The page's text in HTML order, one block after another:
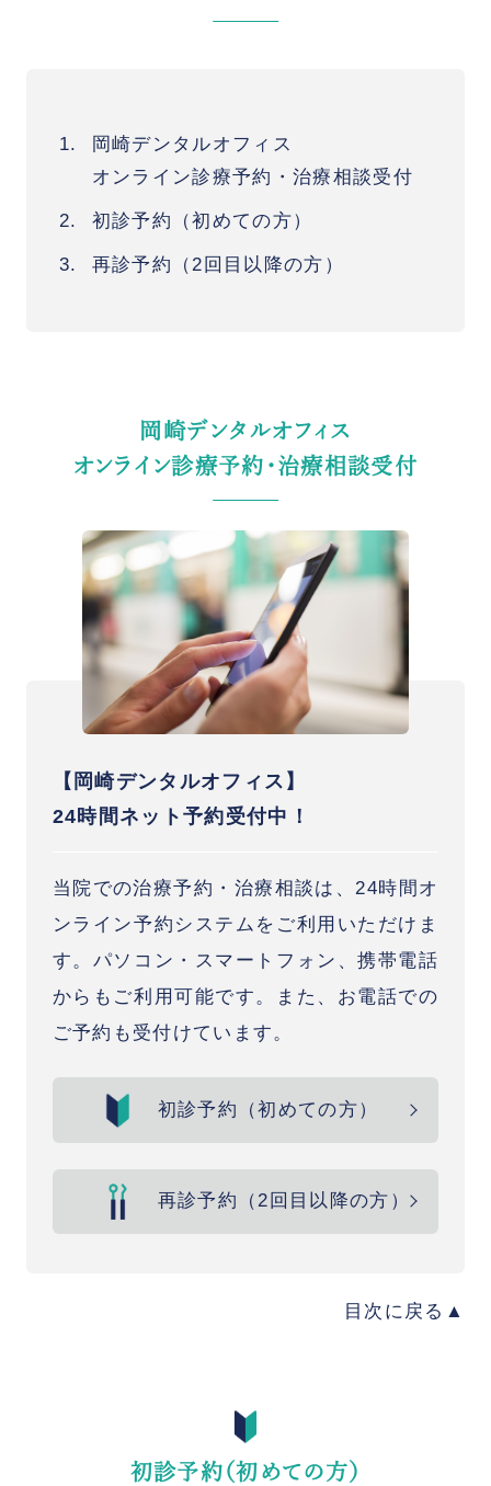
岡崎デンタルオフィス
オンライン診療予約・治療相談受付
初診予約（初めての方）
再診予約（2回目以降の方）
岡崎デンタルオフィス
オンライン診療予約・治療相談受付
【岡崎デンタルオフィス】
24時間ネット予約受付中！
当院での治療予約・治療相談は、24時間オ
ンライン予約システムをご利用いただけま
す。パソコン・スマートフォン、携帯電話
からもご利用可能です。また、お電話での
ご予約も受付けています。
初診予約（初めての方）
再診予約（2回目以降の方）
目次に戻る
初診予約（初めての方）